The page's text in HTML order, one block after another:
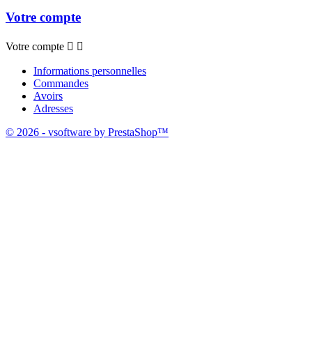
Votre compte
Votre compte  
Informations personnelles
Commandes
Avoirs
Adresses
© 2026 - vsoftware by PrestaShop™